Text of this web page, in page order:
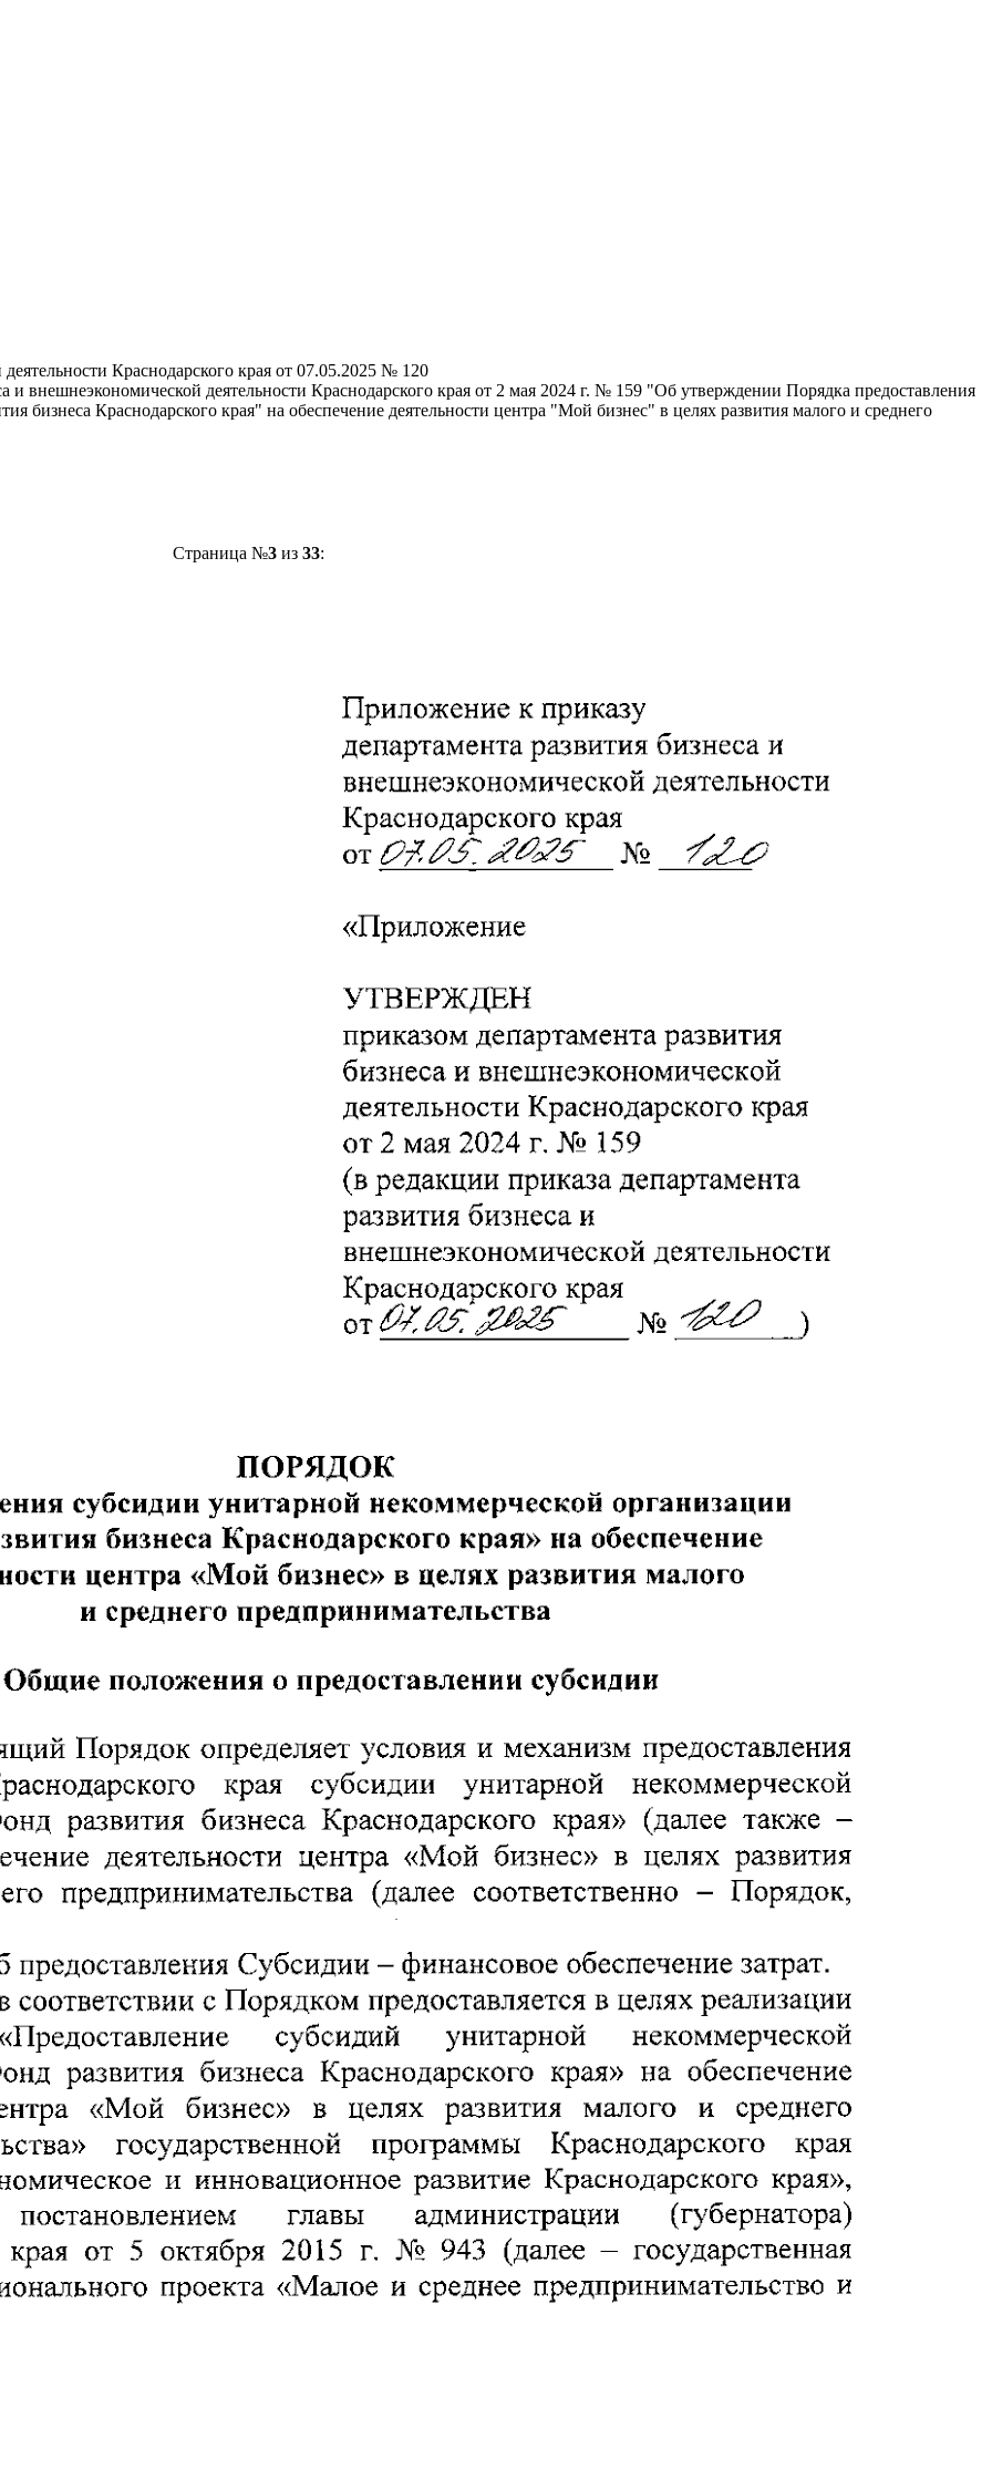
Краснодарского края от 07.05.2025 № 120
и внешнеэкономической деятельности Краснодарского края от 2 мая 2024 г. № 159 "Об утверждении Порядка предоставления
бизнеса Краснодарского края" на обеспечение деятельности центра "Мой бизнес" в целях развития малого и среднего
Страница №3из 33: